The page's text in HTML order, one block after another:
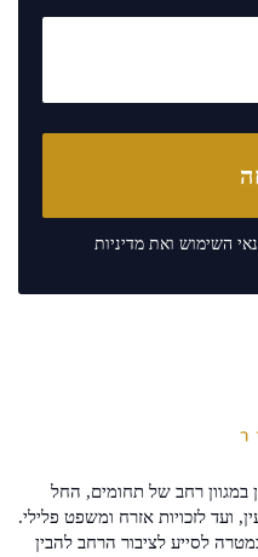
השימוש ואת מדיניות
במגוון רחב של תחומים, החל
ועד לזכויות אזרח ומשפט פלילי.
לסייע לציבור הרחב להבין